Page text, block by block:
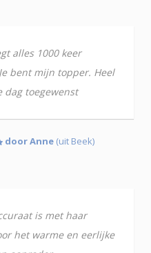
alles 1000 keer
bent mijn topper. Heel
dag toegewenst
door Anne (uit Beek)
is met haar
het warme en eerlijke